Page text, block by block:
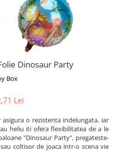
Dinosaur Party
Box
Lei
o rezistenta indelungata, iar
heliu iti ofera flexibilitatea de a le
"Dinosaur Party", pregateste-
coltisor de joaca intr-o scena vie